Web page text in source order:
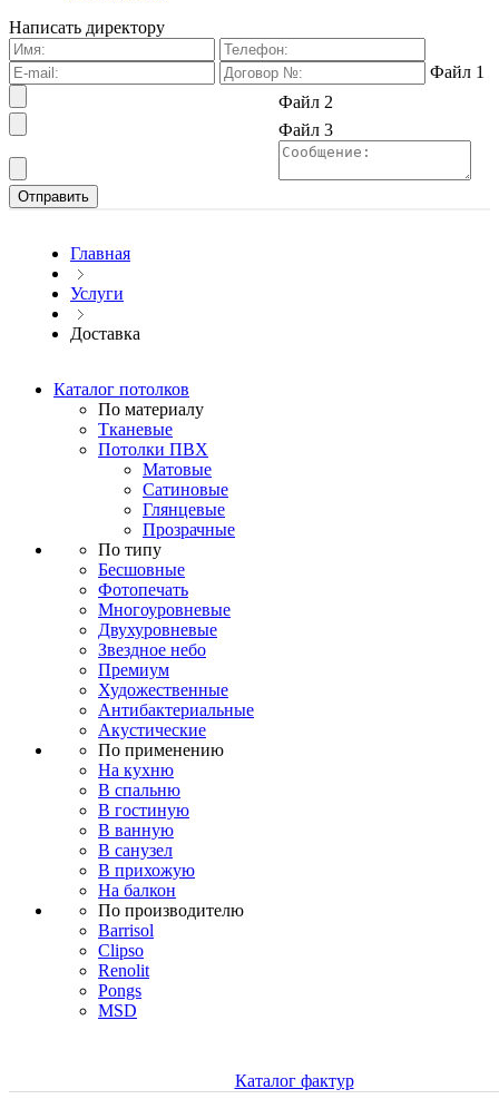
Написать директору
Файл 1
Файл 2
Файл 3
Главная
Услуги
Доставка
Каталог потолков
По материалу
Тканевые
Потолки ПВХ
Матовые
Сатиновые
Глянцевые
Прозрачные
По типу
Бесшовные
Фотопечать
Многоуровневые
Двухуровневые
Звездное небо
Премиум
Художественные
Антибактериальные
Акустические
По применению
На кухню
В спальню
В гостиную
В ванную
В санузел
В прихожую
На балкон
По производителю
Barrisol
Clipso
Renolit
Pongs
MSD
Каталог фактур